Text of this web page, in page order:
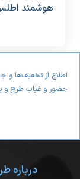
هوشمند
اطلاع از تخفیف‌ها و
حضور و غیاب طرح و
درباره